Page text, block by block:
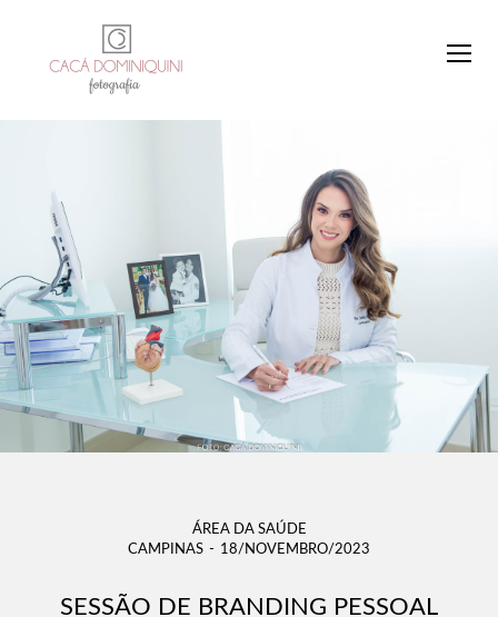
ÁREA DA SAÚDE
CAMPINAS
18/NOVEMBRO/2023
SESSÃO DE BRANDING PESSOAL